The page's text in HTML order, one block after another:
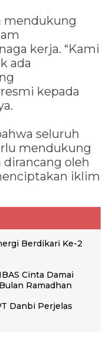
mendukung
kerja. “Kami
ada
kepada
seluruh
mendukung
oleh
iklim
Berdikari Ke-2
Cinta Damai
Ramadhan
Danbi Perjelas